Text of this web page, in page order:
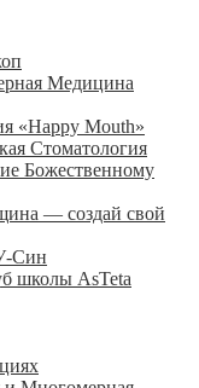
Медицина
«Happy Mouth»
Cтоматология
Божественному
— создай свой
Син
школы AsTeta